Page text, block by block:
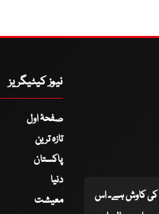
کی کاوش ہے۔ اس
نیوز کیٹیگریز
صفحۂ اول
تازہ ترین
پاکستان
دنیا
معیشت